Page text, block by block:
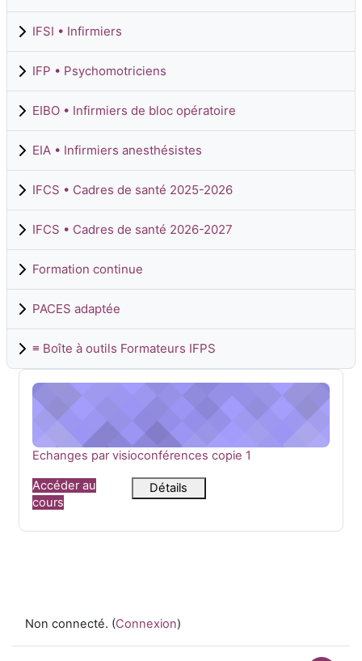
IFSI • Infirmiers
IFP • Psychomotriciens
EIBO • Infirmiers de bloc opératoire
EIA • Infirmiers anesthésistes
IFCS • Cadres de santé 2025-2026
IFCS • Cadres de santé 2026-2027
Formation continue
PACES adaptée
≡ Boîte à outils Formateurs IFPS
Echanges par visioconférences copie 1
Nom du cours
Echanges par visioconférences copie 1
Accéder au
cours
Détails
Non connecté. (Connexion)